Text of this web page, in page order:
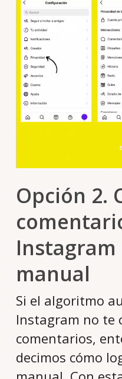
Opción 2.
manual
Si el algoritmo
Instagram no te
comentarios,
decimos cómo